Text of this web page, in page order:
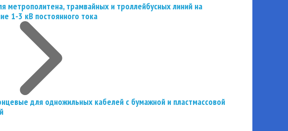
метрополитена, трамвайных и троллейбусных линий на
1-3 кВ постоянного тока
для одножильных кабелей с бумажной и пластмассовой